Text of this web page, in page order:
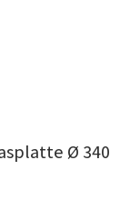
Ø 340